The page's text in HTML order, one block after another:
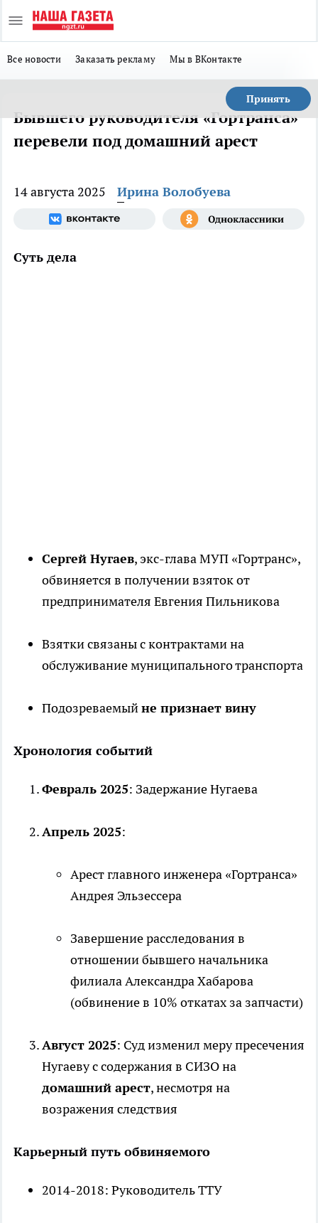
Все новости Заказать рекламу Мы в ВКонтакте
Принять
Бывшего руководителя «Гортранса»
перевели под домашний арест
14 августа 2025 Ирина Волобуева
Суть дела
Сергей Нугаев, экс-глава МУП «Гортранс»,
обвиняется в получении взяток от
предпринимателя Евгения Пильникова
Взятки связаны с контрактами на
обслуживание муниципального транспорта
Подозреваемыйне признает вину
Хронология событий
Февраль 2025: Задержание Нугаева
Апрель 2025:
Арест главного инженера «Гортранса»
Андрея Эльзессера
Завершение расследования в
отношении бывшего начальника
филиала Александра Хабарова
(обвинение в 10% откатах за запчасти)
Август 2025: Суд изменил меру пресечения
Нугаеву с содержания в СИЗО на
домашний арест, несмотря на
возражения следствия
Карьерный путь обвиняемого
2014-2018: Руководитель ТТУ